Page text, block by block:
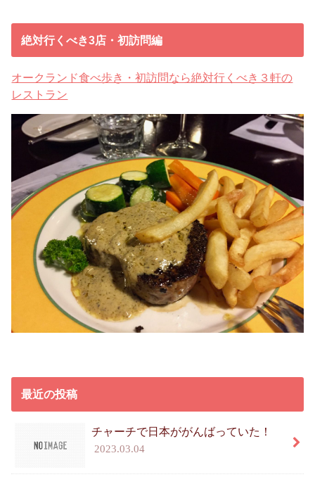
絶対行くべき3店・初訪問編
オークランド食べ歩き・初訪問なら絶対行くべき３軒の
レストラン
最近の投稿
チャーチで日本ががんばっていた！
2023.03.04